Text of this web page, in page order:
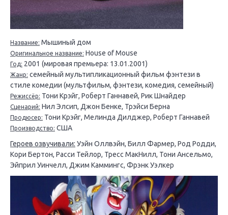
Название: Мышиный дом
Оригинальное название: House of Mouse
Год: 2001 (мировая премьера: 13.01.2001)
Жанр: семейный мультипликационный фильм фэнтези в
стиле комедии (мультфильм, фэнтези, комедия, семейный)
Режиссёр: Тони Крэйг, Роберт Ганнавей, Рик Шнайдер
Сценарий: Нил Элсип, Джон Бенке, Трэйси Берна
Продюсер: Тони Крэйг, Мелинда Дилджер, Роберт Ганнавей
Производство: США
Героев озвучивали: Уэйн Оллвэйн, Билл Фармер, Род Родди,
Кори Бертон, Расси Тейлор, Тресс МакНилл, Тони Ансельмо,
Эйприл Уинчелл, Джим Каммингс, Фрэнк Уэлкер